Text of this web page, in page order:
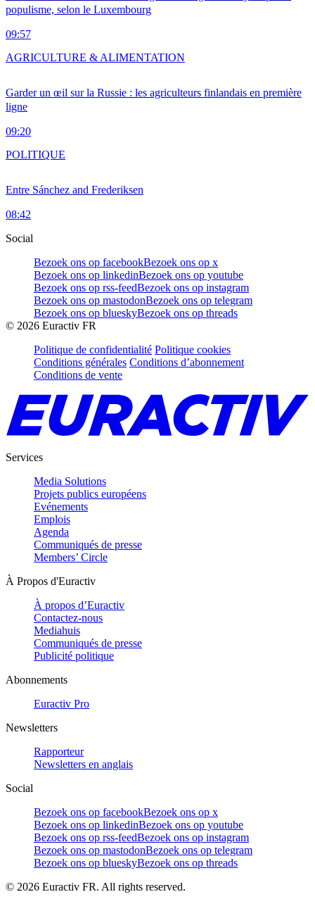
populisme, selon le Luxembourg
09:57
Garder un œil sur la Russie : les agriculteurs finlandais en première
ligne
09:20
AGRICULTURE & ALIMENTATION
Entre Sánchez and Frederiksen
08:42
POLITIQUE
Social
Bezoek ons op facebookBezoek ons op x
Bezoek ons op linkedinBezoek ons op youtube
Bezoek ons op rss-feedBezoek ons op instagram
Bezoek ons op mastodonBezoek ons op telegram
Bezoek ons op blueskyBezoek ons op threads
© 2026 Euractiv FR
Politique de confidentialité Politique cookies
Conditions générales Conditions d’abonnement
Conditions de vente
Services
Media Solutions
Projets publics européens
Evénements
Emplois
Agenda
Communiqués de presse
Members’ Circle
À Propos d'Euractiv
À propos d’Euractiv
Contactez-nous
Mediahuis
Communiqués de presse
Publicité politique
Abonnements
Euractiv Pro
Newsletters
Rapporteur
Newsletters en anglais
Social
Bezoek ons op facebookBezoek ons op x
Bezoek ons op linkedinBezoek ons op youtube
Bezoek ons op rss-feedBezoek ons op instagram
Bezoek ons op mastodonBezoek ons op telegram
Bezoek ons op blueskyBezoek ons op threads
© 2026 Euractiv FR. All rights reserved.